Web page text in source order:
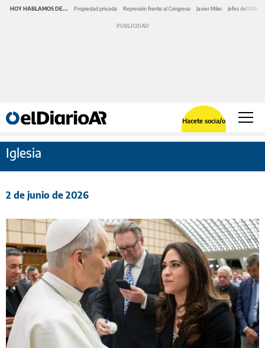
HOY HABLAMOS DE... Propiedad privada Represión frente al Congreso Javier Milei Jefes del PAMI
Hacete socia/o
Iglesia
2 de junio de 2026